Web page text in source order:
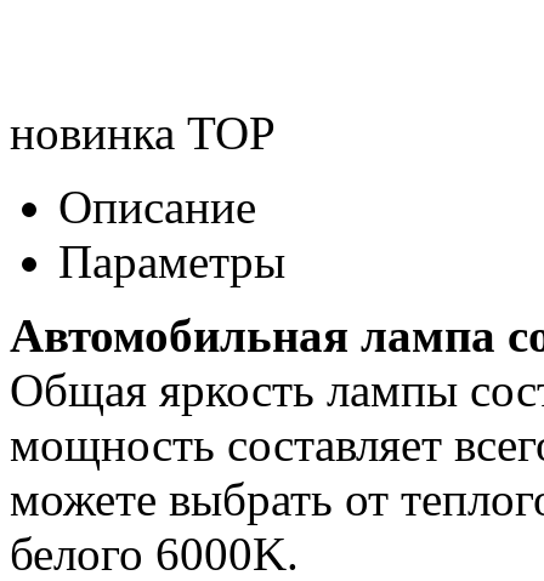
новинка TOP
Описание
Параметры
Автомобильная лампа
Общая яркость лампы
мощность составляет
можете выбрать от
белого 6000K.